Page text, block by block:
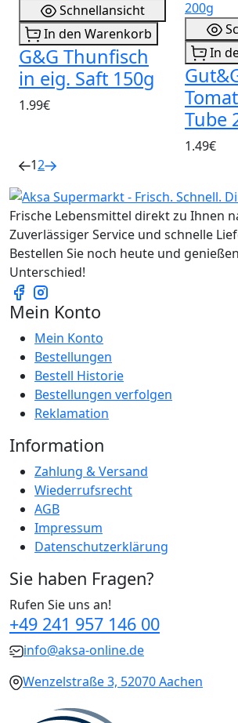
Schnellansicht
In den Warenkorb
G&G Thunfisch
in eig. Saft 150g
1.99€
In
Tube
1.49€
12
Frische Lebensmittel direkt zu Ihnen
Zuverlässiger Service und schnelle
Bestellen Sie noch heute und
Unterschied!
Mein Konto
Mein Konto
Bestellungen
Bestell Historie
Bestellungen verfolgen
Reklamation
Information
Zahlung & Versand
Wiederrufsrecht
AGB
Impressum
Datenschutzerklärung
Sie haben Fragen?
Rufen Sie uns an!
+49 241 957 146 00
info@aksa-online.de
Wenzelstraße 3, 52070 Aachen